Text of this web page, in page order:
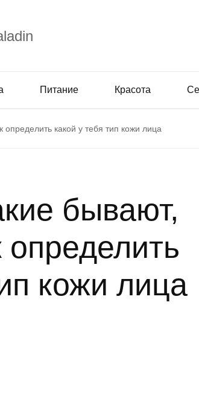
Питание Красота
какой у тебя тип кожи лица
бывают,
определить
кожи лица